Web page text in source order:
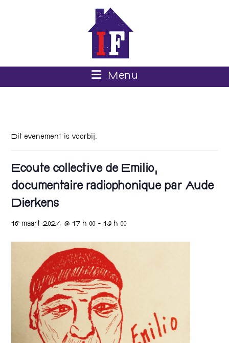
Menu
Dit evenement is voorbij.
Ecoute collective de Emilio,
documentaire radiophonique par Aude
Dierkens
16 maart 2024 @ 17 h 00 -19 h 00